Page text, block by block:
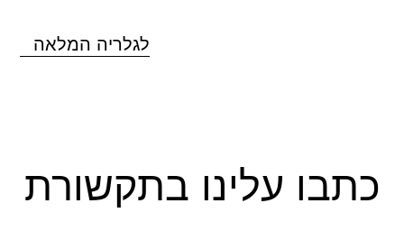
לגלריה המלאה
כתבו עלינו בתקשורת